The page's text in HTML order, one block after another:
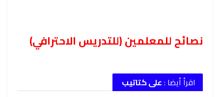
نصائح للمعلمين (للتدريس الاحترافي)
اقرأ أيضا :على كتاتيب